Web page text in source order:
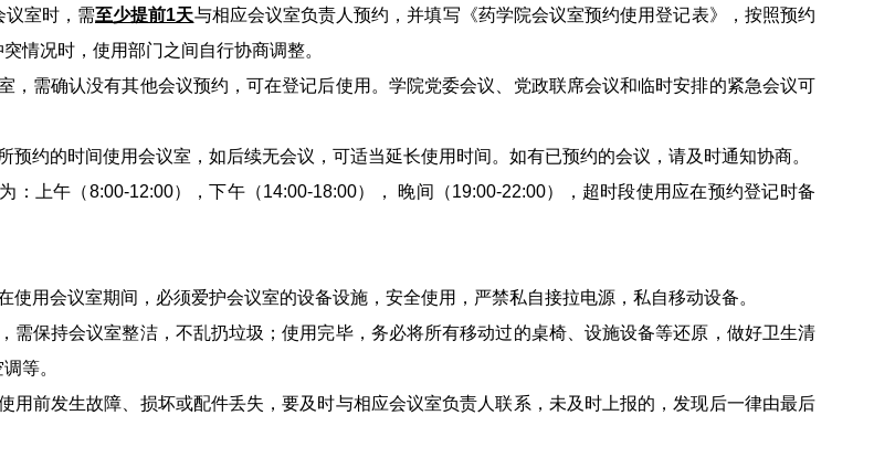
议室时，需至少提前1天与相应会议室负责人预约，并填写《药学院会议室预约使用登记表》，按照预约
情况时，使用部门之间自行协商调整。
，需确认没有其他会议预约，可在登记后使用。学院党委会议、党政联席会议和临时安排的紧急会议可
预约的时间使用会议室，如后续无会议，可适当延长使用时间。如有已预约的会议，请及时通知协商。
：上午（8:00-12:00），下午（14:00-18:00）， 晚间（19:00-22:00），超时段使用应在预约登记时备
使用会议室期间，必须爱护会议室的设备设施，安全使用，严禁私自接拉电源，私自移动设备。
需保持会议室整洁，不乱扔垃圾；使用完毕，务必将所有移动过的桌椅、设施设备等还原，做好卫生清
等。
用前发生故障、损坏或配件丢失，要及时与相应会议室负责人联系，未及时上报的，发现后一律由最后